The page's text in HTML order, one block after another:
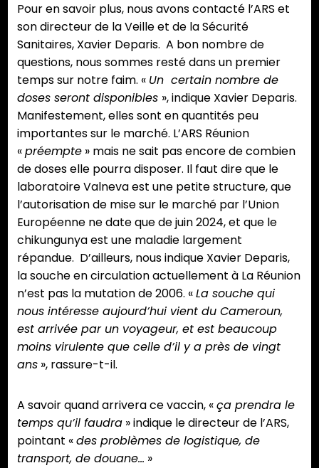
Pour en savoir plus, nous avons contacté l’ARS et
son directeur de la Veille et de la Sécurité
Sanitaires, Xavier Deparis. A bon nombre de
questions, nous sommes resté dans un premier
temps sur notre faim. « Un certain nombre de
doses seront disponibles », indique Xavier Deparis.
Manifestement, elles sont en quantités peu
importantes sur le marché. L’ARS Réunion
«préempte » mais ne sait pas encore de combien
de doses elle pourra disposer. Il faut dire que le
laboratoire Valneva est une petite structure, que
l’autorisation de mise sur le marché par l’Union
Européenne ne date que de juin 2024, et que le
chikungunya est une maladie largement
répandue. D’ailleurs, nous indique Xavier Deparis,
la souche en circulation actuellement à La Réunion
n’est pas la mutation de 2006. «La souche qui
nous intéresse aujourd’hui vient du Cameroun,
est arrivée par un voyageur, et est beaucoup
moins virulente que celle d’il y a près de vingt
ans », rassure-t-il.
A savoir quand arrivera ce vaccin, «ça prendra le
temps qu’il faudra » indique le directeur de l’ARS,
pointant «des problèmes de logistique, de
transport, de douane… »